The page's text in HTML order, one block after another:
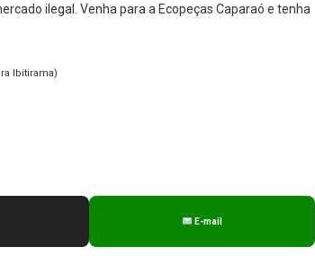
ilegal. Venha para a Ecopeças Caparaó e tenha
Ibitirama)
E-mail